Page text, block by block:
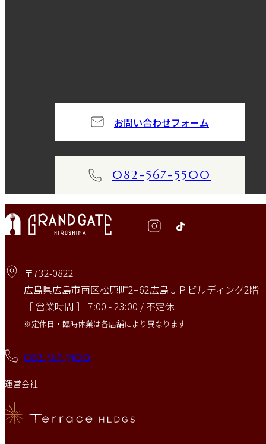
お問い合わせフォーム
082-567-5500
〒732-0822
広島県広島市南区松原町2−62広島ＪＰビルディング2階
［ 営業時間 ］ 7:00 - 23:00 / 不定休
※定休日・臨時休業は各店舗により異なります
082-567-5500
運営会社